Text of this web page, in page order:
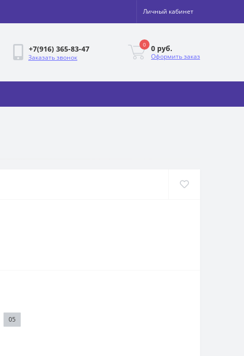
Личный кабинет
+7(916) 365-83-47
Заказать звонок
0 0 руб.
Оформить заказ
05